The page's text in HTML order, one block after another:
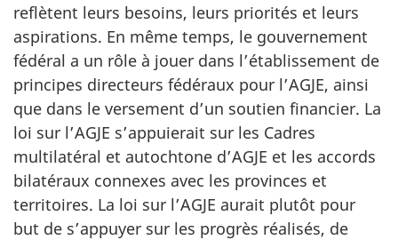
reflètent leurs besoins, leurs priorités et leurs
aspirations. En même temps, le gouvernement
fédéral a un rôle à jouer dans l’établissement de
principes directeurs fédéraux pour l’AGJE, ainsi
que dans le versement d’un soutien financier. La
loi sur l’AGJE s’appuierait sur les Cadres
multilatéral et autochtone d’AGJE et les accords
bilatéraux connexes avec les provinces et
territoires. La loi sur l’AGJE aurait plutôt pour
but de s’appuyer sur les progrès réalisés, de